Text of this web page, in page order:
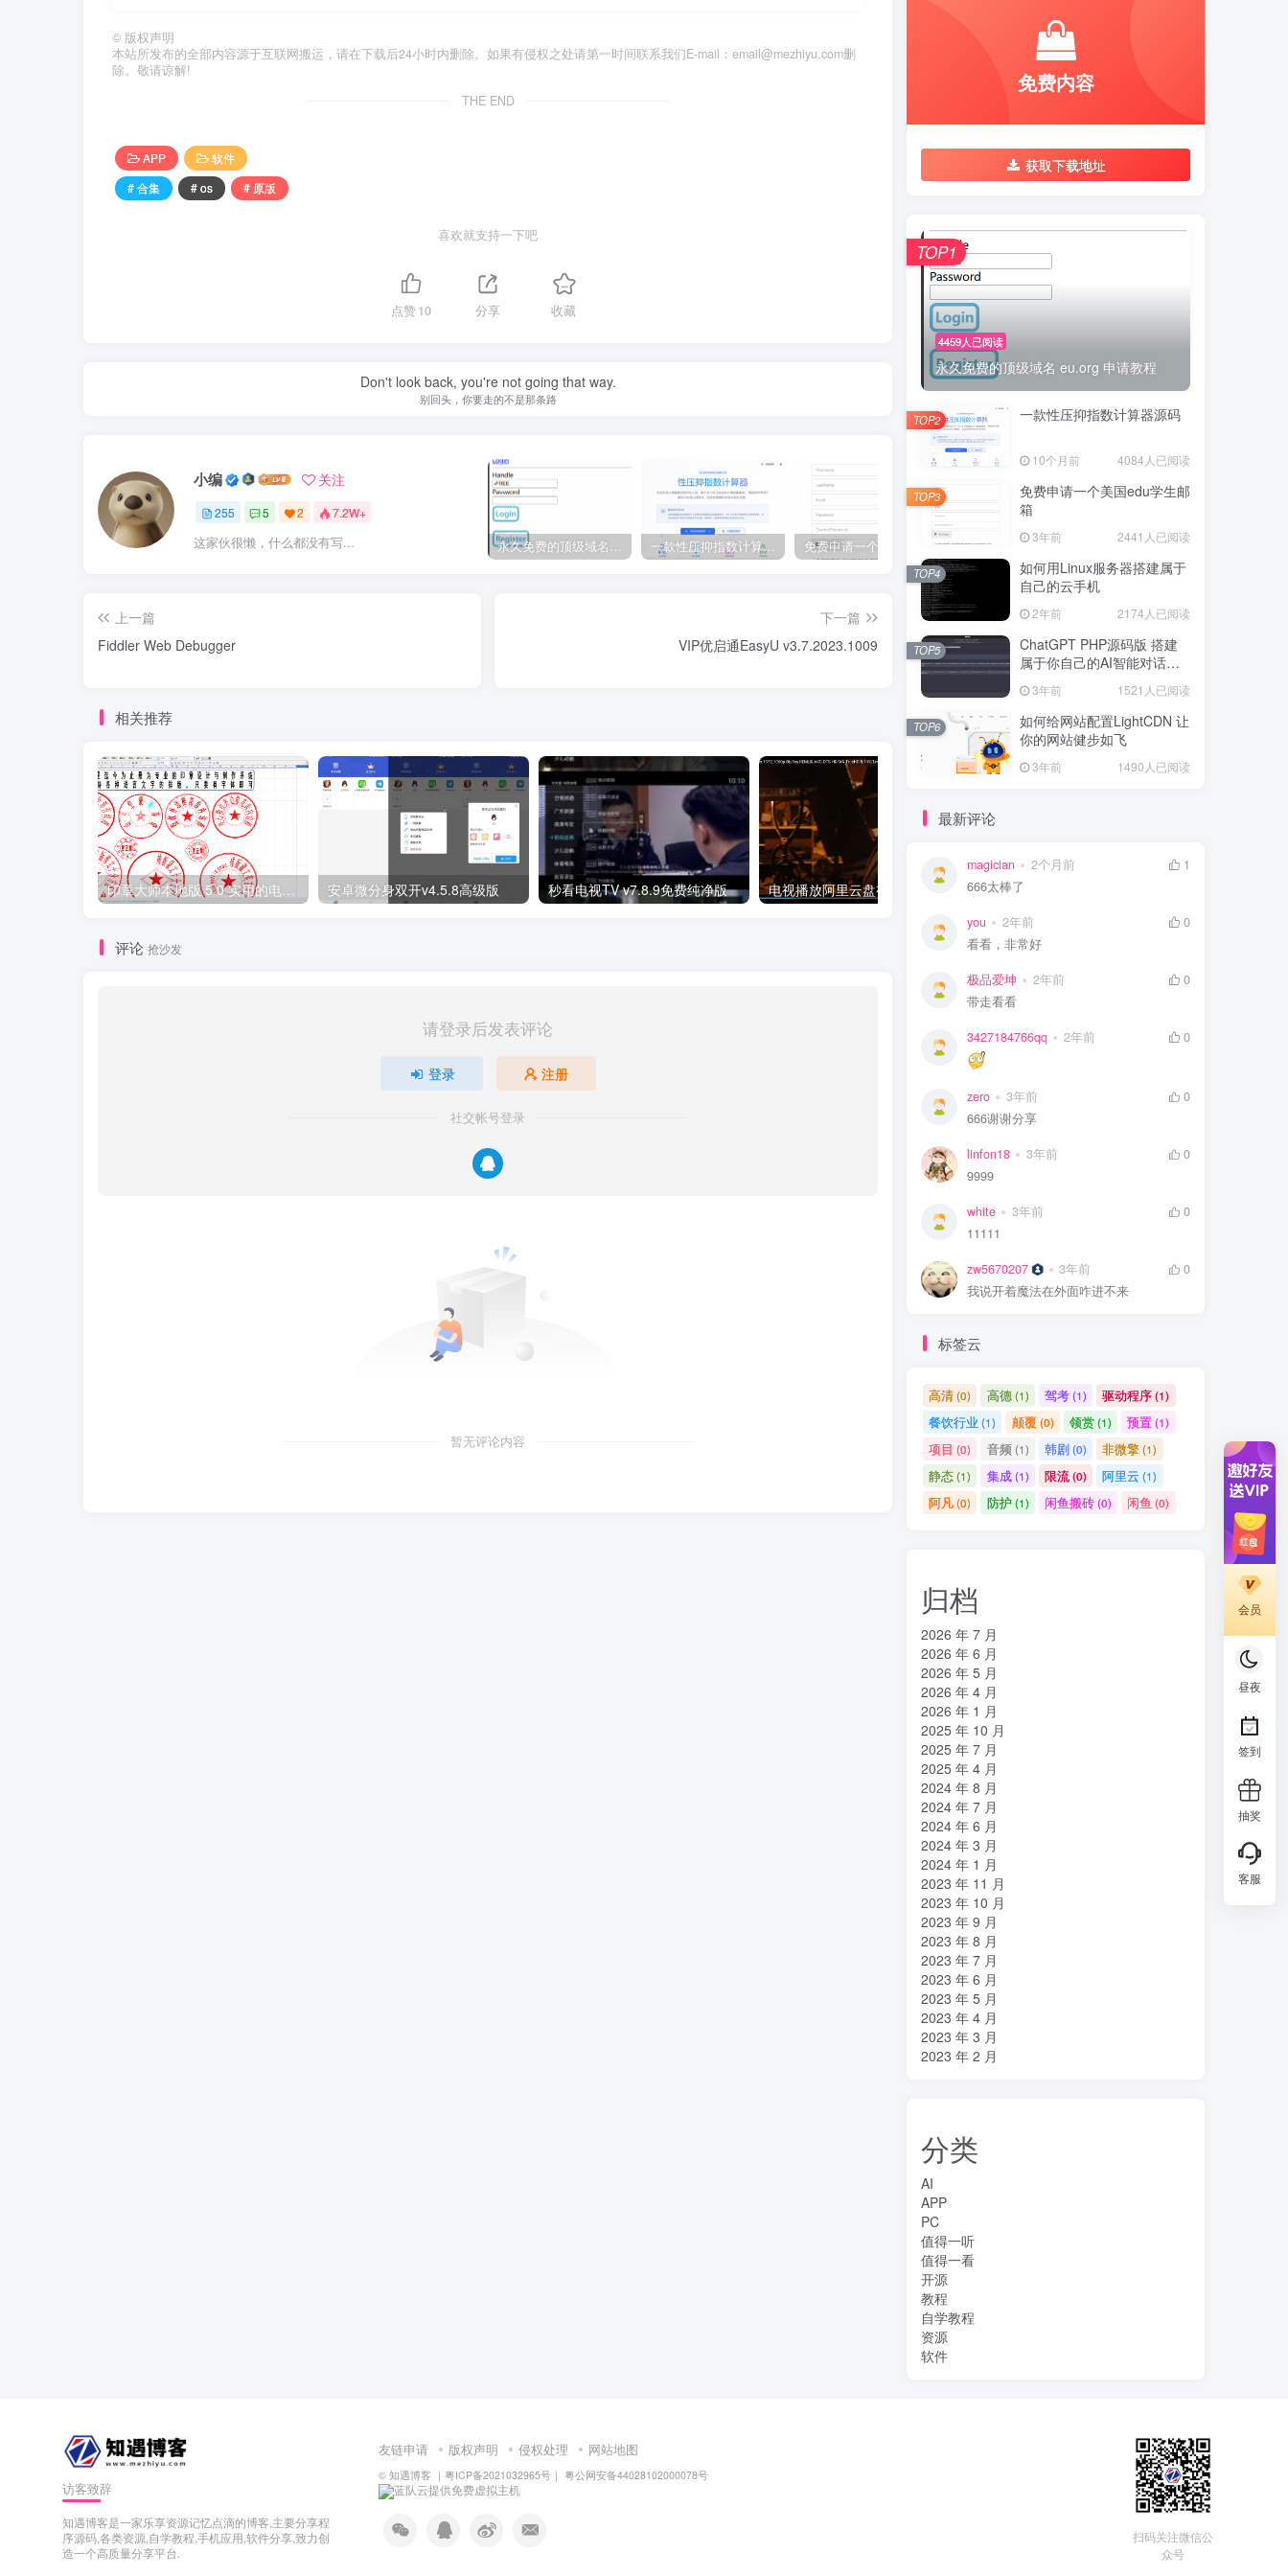
会员
昼夜
签到
抽奖
客服
© 版权声明
本站所发布的全部内容源于互联网搬运，请在下载后24小时内删除。如果有侵权之处请第一时间联系我们E-mail：email@mezhiyu.com删
除。敬请谅解!
THE END
APP
软件
# 合集
# os # 原版
喜欢就支持一下吧
点赞10 分享 收藏
Don't look back, you're not going that way.
别回头，你要走的不是那条路
小编 关注
255 5 2 7.2W+
这家伙很懒，什么都没有写... 永久免费的顶级域名 eu.org 申请教程 一款性压抑指数计算器源码
上一篇
Fiddler Web Debugger
下一篇
VIP优启通EasyU v3.7.2023.1009
相关推荐
印章大师本地版 5.0 实用的电子印章软件！ 安卓微分身双开v4.5.8高级版 秒看电视TV v7.8.9免费纯净版
评论 抢沙发
请登录后发表评论
登录 注册
社交帐号登录
暂无评论内容
免费内容
获取下载地址
4459人已阅读
永久免费的顶级域名 eu.org 申请教程
TOP1
一款性压抑指数计算器源码
10个月前 4084人已阅读
TOP2
免费申请一个美国edu学生邮
箱
3年前 2441人已阅读
TOP3
如何用Linux服务器搭建属于
自己的云手机
2年前 2174人已阅读
TOP4
ChatGPT PHP源码版 搭建
属于你自己的AI智能对话网
3年前 1521人已阅读
TOP5
如何给网站配置LightCDN 让
你的网站健步如飞
3年前 1490人已阅读
TOP6
最新评论
magician 2个月前
1
666太棒了
you 2年前
0
看看，非常好
极品爱坤 2年前
0
带走看看
3427184766qq 2年前 0
zero 3年前
0
666谢谢分享
linfon18 3年前
0
9999
white 3年前
0
11111
zw5670207 3年前
0
我说开着魔法在外面咋进不来
标签云
高清(0) 高德(1) 驾考(1) 驱动程序(1)
餐饮行业 (1) 颠覆(0) 领赏(1) 预置(1)
项目 (0) 音频(1) 韩剧(0) 非微擎(1)
静态(1) 集成(1) 限流(0) 阿里云(1)
阿凡(0) 防护(1) 闲鱼搬砖(0) 闲鱼 (0)
归档
2026 年 7 月
2026 年 6 月
2026 年 5 月
2026 年 4 月
2026 年 1 月
2025 年 10 月
2025 年 7 月
2025 年 4 月
2024 年 8 月
2024 年 7 月
2024 年 6 月
2024 年 3 月
2024 年 1 月
2023 年 11 月
2023 年 10 月
2023 年 9 月
2023 年 8 月
2023 年 7 月
2023 年 6 月
2023 年 5 月
2023 年 4 月
2023 年 3 月
2023 年 2 月
分类
AI
APP
PC
值得一听
值得一看
开源
教程
自学教程
资源
软件
访客致辞
知遇博客是一家乐享资源记忆点滴的博客,主要分享程
序源码,各类资源,自学教程,手机应用,软件分享,致力创
造一个高质量分享平台.
友链申请 版权声明 侵权处理 网站地图
© 知遇博客 ｜ 粤ICP备2021032965号 ｜ 粤公网安备44028102000078号
蓝队云提供免费虚拟主机
扫码关注微信公
众号